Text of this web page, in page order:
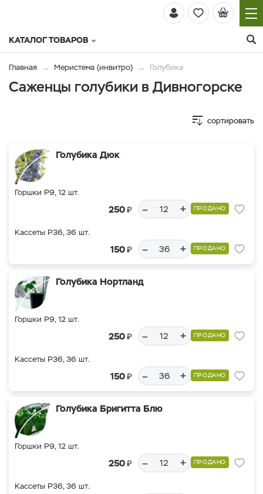
КАТАЛОГ ТОВАРОВ
Главная Меристема (инвитро) Голубика
Саженцы голубики в Дивногорске
сортировать
Голубика Дюк
Горшки Р9, 12 шт.
250₽ – + ПРОДАНО
Кассеты Р36, 36 шт.
150₽ – + ПРОДАНО
Голубика Нортланд
Горшки Р9, 12 шт.
250₽ – + ПРОДАНО
Кассеты Р36, 36 шт.
150₽ – + ПРОДАНО
Голубика Бригитта Блю
Горшки Р9, 12 шт.
250₽ – + ПРОДАНО
Кассеты Р36, 36 шт.